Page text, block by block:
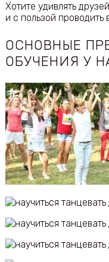
Хотите удивлять друзей
и с пользой проводить
ОСНОВНЫЕ
ОБУЧЕНИЯ У